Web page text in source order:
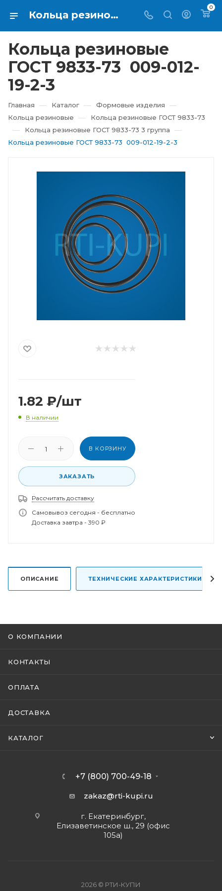
Кольца резиновые ГОСТ 9833-73 009-012-19-2-3 купить в Екатеринбурге ⇨ RTI-KUPI
0
Кольца резиновые
ГОСТ 9833-73 009-012-
19-2-3
Главная — Каталог — Формовые изделия —
Кольца резиновые — Кольца резиновые ГОСТ 9833-73
— Кольца резиновые ГОСТ 9833-73 3 группа —
Кольца резиновые ГОСТ 9833-73 009-012-19-2-3
1.82 ₽/шт
В наличии
В КОРЗИНУ
ЗАКАЗАТЬ
Рассчитать доставку
Самовывоз сегодня - бесплатно
Доставка завтра - 390 ₽
ОПИСАНИЕ ТЕХНИЧЕСКИЕ ХАРАКТЕРИСТИКИ
О КОМПАНИИ
КОНТАКТЫ
ОПЛАТА
ДОСТАВКА
КАТАЛОГ
+7 (800) 700-49-18
zakaz@rti-kupi.ru
г. Екатеринбург,
Елизаветинское ш., 29 (офис
105а)
2026 © РТИ-КУПИ
Спасибо за заказ!
В ближайшее время наш менеджер свяжется с